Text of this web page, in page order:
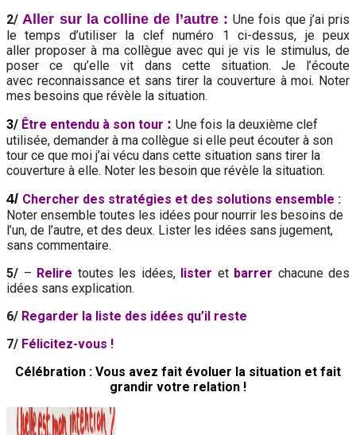
‍2/ Aller sur la colline de l’autre : Une fois que j’ai pris
le temps d’utiliser la clef numéro 1 ci-dessus, je peux
aller proposer à ma collègue avec qui je vis le stimulus, de
poser ce qu’elle vit dans cette situation. Je l’écoute
avec reconnaissance et sans tirer la couverture à moi. Noter
mes besoins que révèle la situation.
3/ Être entendu à son tour : Une fois la deuxième clef
utilisée, demander à ma collègue si elle peut écouter à son
tour ce que moi j’ai vécu dans cette situation sans tirer la
couverture à elle. Noter les besoin que révèle la situation.
4/ Chercher des stratégies et des solutions ensemble :
Noter ensemble toutes les idées pour nourrir les besoins de
l’un, de l’autre, et des deux. Lister les idées sans jugement,
sans commentaire.
5/ – Relire toutes les idées, lister et barrer chacune des
idées sans explication.
6/ Regarder la liste des idées qu’il reste
7‍/ Félicitez-vous !
Célébration : Vous avez fait évoluer la situation et fait
grandir votre relation !